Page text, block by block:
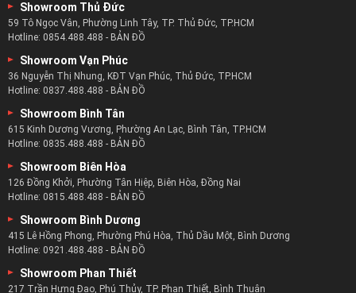
Showroom Thủ Đức
59 Tô Ngọc Vân, Phường Linh Tây, TP. Thủ Đức, TP.HCM
Hotline: 0854.488.488 - BẢN ĐỒ
Showroom Vạn Phúc
36 Nguyễn Thị Nhung, KĐT Vạn Phúc, Thủ Đức, TP.HCM
Hotline: 0837.488.488 - BẢN ĐỒ
Showroom Bình Tân
615 Kinh Dương Vương, Phường An Lạc, Bình Tân, TP.HCM
Hotline: 0835.488.488 - BẢN ĐỒ
Showroom Biên Hòa
126 Đồng Khởi, Phường Tân Hiệp, Biên Hòa, Đồng Nai
Hotline: 0815.488.488 - BẢN ĐỒ
Showroom Bình Dương
415 Lê Hồng Phong, Phường Phú Hòa, Thủ Dầu Một, Bình Dương
Hotline: 0921.488.488 - BẢN ĐỒ
Showroom Phan Thiết
217 Trần Hưng Đạo, Phú Thủy, TP. Phan Thiết, Bình Thuận